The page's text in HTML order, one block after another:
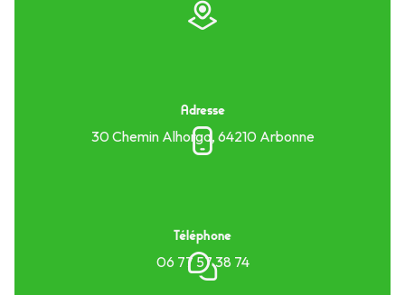
Adresse
30 Chemin Alhorga, 64210 Arbonne
Téléphone
06 77 57 38 74